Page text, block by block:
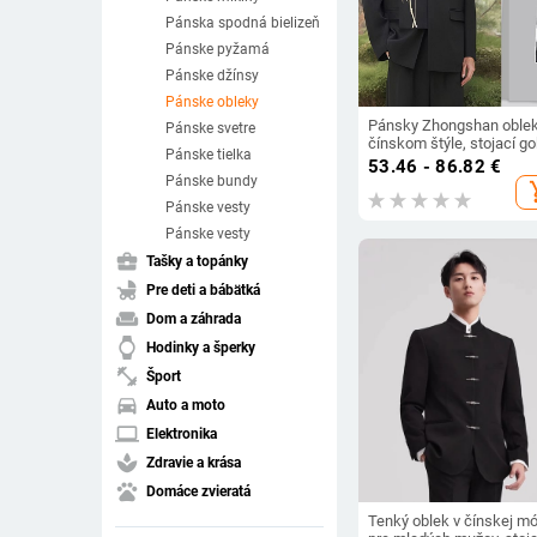
Pánska spodná bielizeň
Pánske pyžamá
Pánske džínsy
Pánske obleky
Pánske svetre
Pánske tielka
Pánske bundy
Pánske vesty
Pánske vesty
business_center Tašky a topánky
child_friendly Pre deti a bábätká
weekend Dom a záhrada
watch Hodinky a šperky
fitness_center Šport
directions_car Auto a moto
laptop Elektronika
spa Zdravie a krása
pets Domáce zvieratá
Pánsky Zhongshan
čínskom štýle, stojací
tri gombíky, priliehavý
53.46 - 86.82 €
Tenký oblek v čínskej